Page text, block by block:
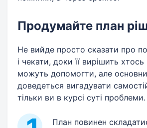
Продумайте план
Не вийде просто сказати про
і чекати, доки її вирішить
можуть допомогти, але
доведеться вигадувати
тільки ви в курсі суті проблеми.
План повинен